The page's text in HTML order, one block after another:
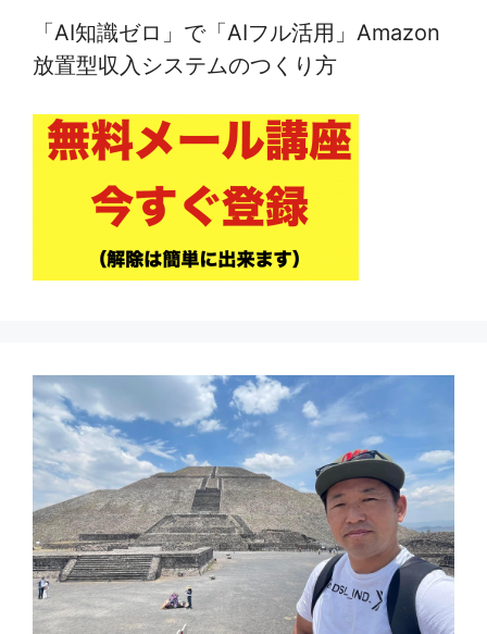
「AI知識ゼロ」で「AIフル活用」Amazon
放置型収入システムのつくり方